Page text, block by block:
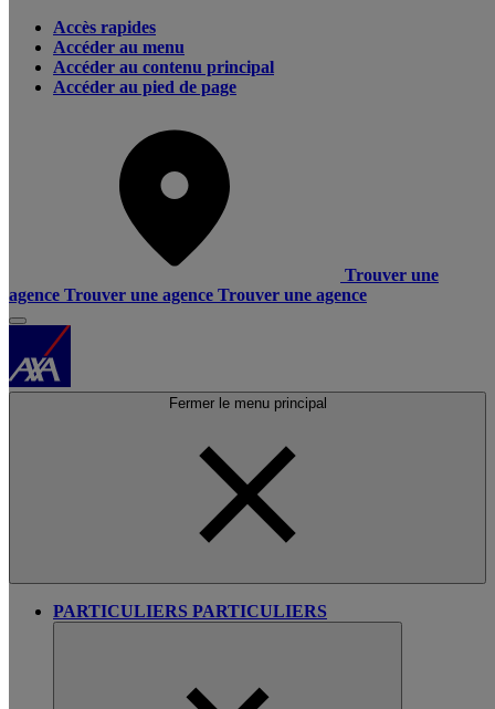
Accès rapides
Accéder au menu
Accéder au contenu principal
Accéder au pied de page
Trouver une
agence Trouver une agence Trouver une agence
Fermer le menu principal
PARTICULIERS PARTICULIERS